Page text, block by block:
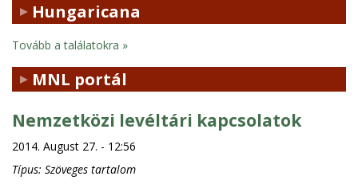
Hungaricana
Tovább a találatokra
MNL portál
Nemzetközi levéltári kapcsolatok
2014. August 27. - 12:56
Típus: Szöveges tartalom